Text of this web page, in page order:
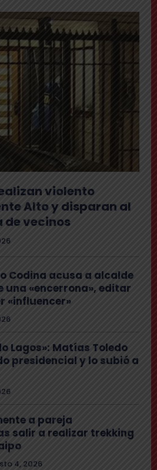
violento
Alto y disparan al
vecinos
Codina acusa a alcalde
una «encerrona», editar
«influencer»
Lagos»: Matías Toledo
presidencial y lo subió a
a pareja
salir a realizar trekking
4, 2026